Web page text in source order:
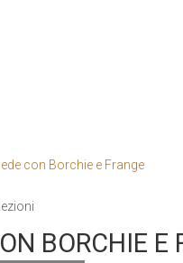
BORCHIE E